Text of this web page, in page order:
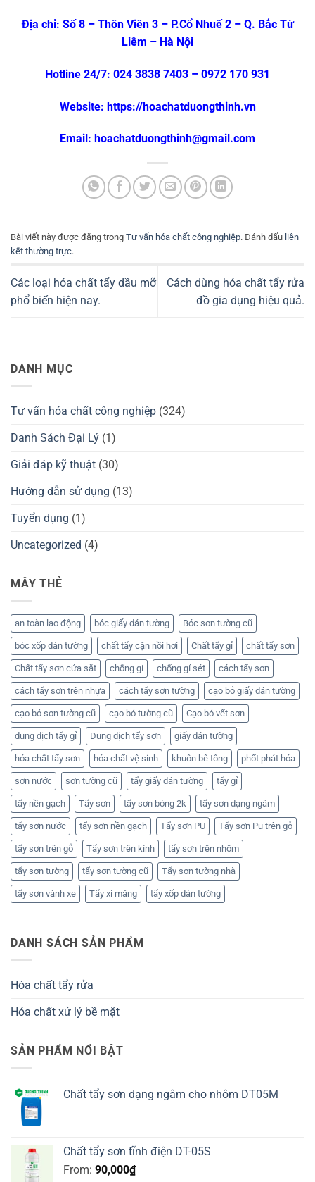
Địa chỉ: Số 8 – Thôn Viên 3 – P.Cổ Nhuế 2 – Q. Bắc Từ
Liêm – Hà Nội
Hotline 24/7: 024 3838 7403 – 0972 170 931
Website: https://hoachatduongthinh.vn
Email: hoachatduongthinh@gmail.com
Bài viết này được đăng trong Tư vấn hóa chất công nghiệp. Đánh dấu liên
kết thường trực.
Các loại hóa chất tẩy dầu mỡ
phổ biến hiện nay.
Cách dùng hóa chất tẩy rửa
đồ gia dụng hiệu quả.
DANH MỤC
Tư vấn hóa chất công nghiệp (324)
Danh Sách Đại Lý (1)
Giải đáp kỹ thuật (30)
Hướng dẫn sử dụng (13)
Tuyển dụng (1)
Uncategorized (4)
MÂY THẺ
an toàn lao động bóc giấy dán tường Bóc sơn tường cũ
bóc xốp dán tường chất tẩy cặn nồi hơi Chất tẩy gỉ chất tẩy sơn
Chất tẩy sơn cửa sắt chống gỉ chống gỉ sét cách tẩy sơn
cách tẩy sơn trên nhựa cách tẩy sơn tường cạo bỏ giấy dán tường
cạo bỏ sơn tường cũ cạo bỏ tường cũ Cạo bỏ vết sơn
dung dịch tẩy gỉ Dung dịch tẩy sơn giấy dán tường
hóa chất tẩy sơn hóa chất vệ sinh khuôn bê tông phốt phát hóa
sơn nước sơn tường cũ tẩy giấy dán tường tẩy gỉ
tẩy nền gạch Tẩy sơn tẩy sơn bóng 2k tẩy sơn dạng ngâm
tẩy sơn nước tẩy sơn nền gạch Tẩy sơn PU Tẩy sơn Pu trên gỗ
tẩy sơn trên gỗ Tẩy sơn trên kính tẩy sơn trên nhôm
tẩy sơn tường tẩy sơn tường cũ Tẩy sơn tường nhà
tẩy sơn vành xe Tẩy xi măng tẩy xốp dán tường
DANH SÁCH SẢN PHẨM
Hóa chất tẩy rửa
Hóa chất xử lý bề mặt
SẢN PHẨM NỔI BẬT
Chất tẩy sơn dạng ngâm cho nhôm DT05M
Chất tẩy sơn tĩnh điện DT-05S
From: 90,000₫